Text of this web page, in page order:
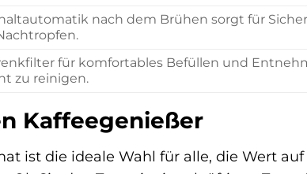
nach dem Brühen sorgt für
für komfortables Befüllen und
zu reinigen.
Kaffeegenießer
ist die ideale Wahl für alle, die Wert